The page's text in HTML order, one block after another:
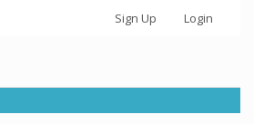
Sign Up Login